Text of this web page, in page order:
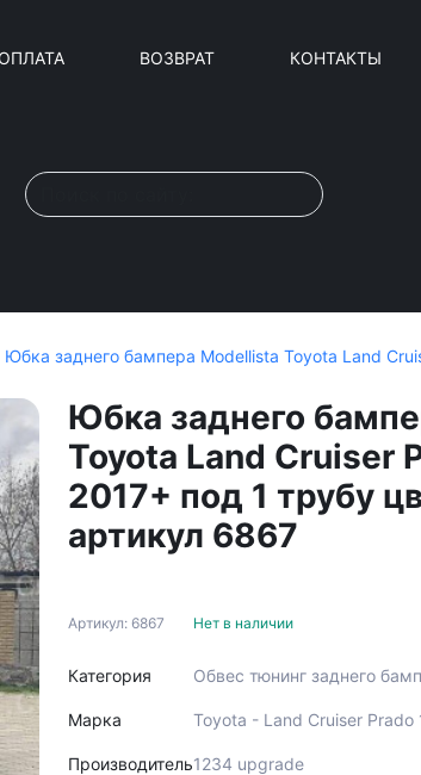
ВОЗВРАТ КОНТАКТЫ
Юбка заднего бампера Modellista Toyota Land
Юбка заднего
Toyota Land Cruiser
2017+ под 1 трубу
артикул 6867
Артикул: 6867
Категория
Марка
Производитель
Нет в наличии
Обвес тюнинг заднего
Toyota - Land Cruiser
1234 upgrade